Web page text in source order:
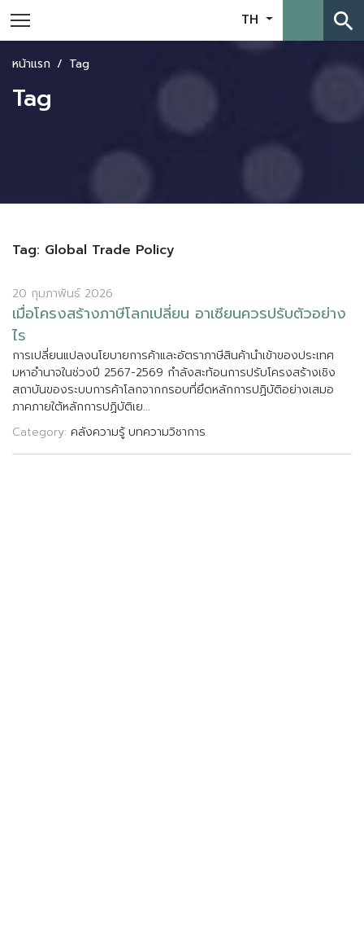
TH search
หน้าแรก Tag
Tag
Tag: Global Trade Policy
20 กุมภาพันธ์ 2026
เมอโครงสรางภาษโลกเปลยน อาเซยนควรปรบตวอยาง
ไร
การเปลยนแปลงนโยบายการคาและอตราภาษสนคานเขาของประเทศ
มหาอนาจในชวงป 2567-2569 กลงสะทอนการปรบโครงสรางเชง
สถาบนของระบบการคาโลกจากกรอบทยดหลกการปฏบตอยางเสมอ
ภาคภายใตหลกการปฏบตเย...
Category: คลังความรู้บทความวิชาการ